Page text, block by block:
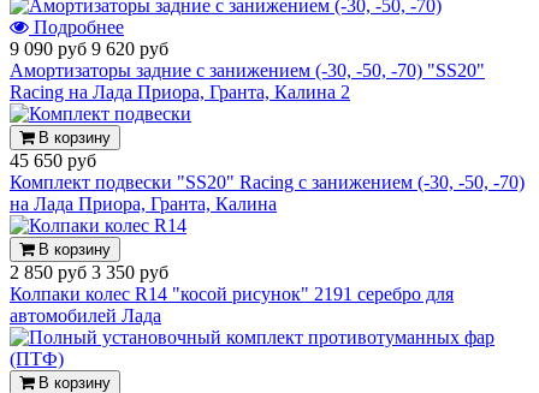
Подробнее
9 090 руб 9 620 руб
Амортизаторы задние с занижением (-30, -50, -70) "SS20"
Racing на Лада Приора, Гранта, Калина 2
В корзину
45 650 руб
Комплект подвески "SS20" Racing с занижением (-30, -50, -70)
на Лада Приора, Гранта, Калина
В корзину
2 850 руб 3 350 руб
Колпаки колес R14 "косой рисунок" 2191 серебро для
автомобилей Лада
В корзину